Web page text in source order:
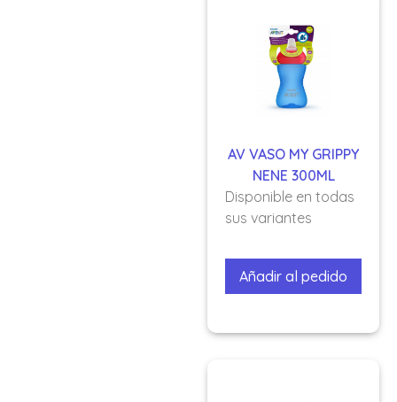
AV VASO MY GRIPPY
NENE 300ML
Disponible en todas
sus variantes
Añadir al pedido